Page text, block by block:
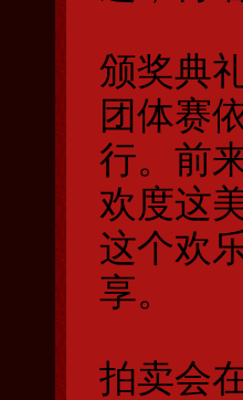
颁奖典
团体赛
行。前
欢度这
这个欢
享。
拍卖会